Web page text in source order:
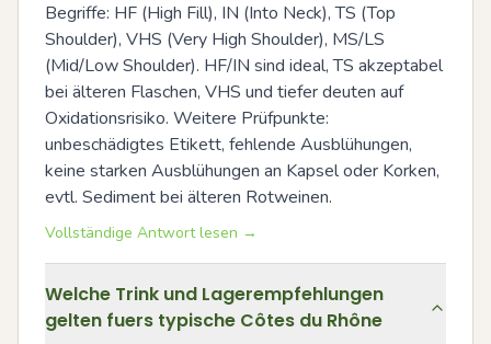
Begriffe: HF (High Fill), IN (Into Neck), TS (Top
Shoulder), VHS (Very High Shoulder), MS/LS
(Mid/Low Shoulder). HF/IN sind ideal, TS akzeptabel
bei älteren Flaschen, VHS und tiefer deuten auf
Oxidationsrisiko. Weitere Prüfpunkte:
unbeschädigtes Etikett, fehlende Ausblühungen,
keine starken Ausblühungen an Kapsel oder Korken,
evtl. Sediment bei älteren Rotweinen.
Vollständige Antwort lesen →
Welche Trink und Lagerempfehlungen
gelten fuers typische Côtes du Rhône